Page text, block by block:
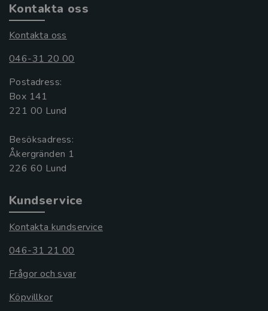
Kontakta oss
Kontakta oss
046-31 20 00
Postadress:
Box 141
221 00 Lund
Besöksadress:
Åkergränden 1
Kundservice
Kontakta kundservice
046-31 21 00
Frågor och svar
Köpvillkor